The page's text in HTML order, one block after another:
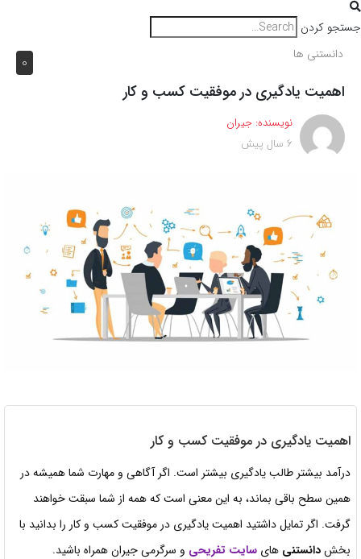
جستجو کردن
0 دانستنی ها
اهمیت یادگیری در موفقیت کسب و کار
نویسنده: جیران
6 سال پیش
اهمیت یادگیری در موفقیت کسب و کار
درآمد بیشتر طالب یادگیری بیشتر است. اگر آگاهی و مهارت شما همیشه در
همین سطح باقی بماند، به این معنی است که همه از شما سبقت خواهند
گرفت. اگر تمایل داشتید اهمیت یادگیری در موفقیت کسب و کار را بدانید با
بخشدانستنی های سایت تفریحی و سرگرمی جیران همراه باشید.